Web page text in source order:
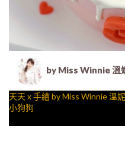
by Miss Winnie 溫
天天 x 手繪 by Miss Winnie 溫
小狗狗